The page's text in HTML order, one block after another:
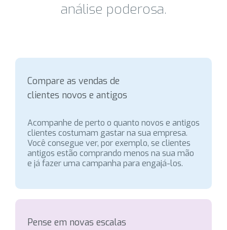
análise poderosa.
Compare as vendas de
clientes novos e antigos
Acompanhe de perto o quanto novos e antigos
clientes costumam gastar na sua empresa.
Você consegue ver, por exemplo, se clientes
antigos estão comprando menos na sua mão
e já fazer uma campanha para engajá-los.
Pense em novas escalas